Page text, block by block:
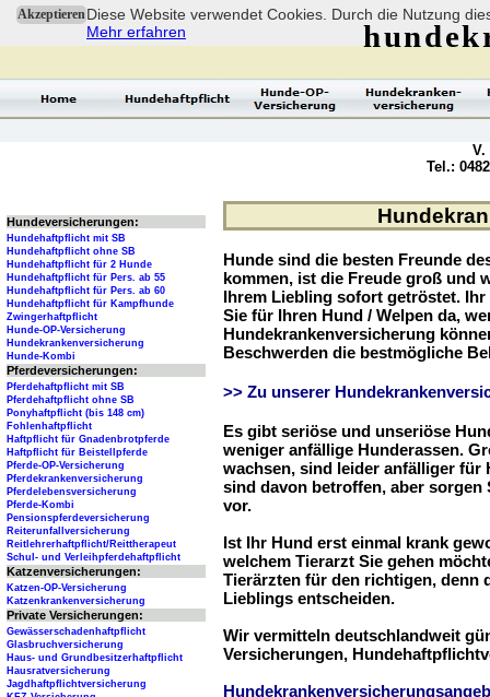
AkzeptierenDiese Website verwendet Cookies. Durch die Nutzung
Mehr erfahren
Hunde sind die besten Freunde
kommen, ist die Freude groß und
Ihrem Liebling sofort getröstet.
Sie für Ihren Hund / Welpen da,
Hundekrankenversicherung
Beschwerden die bestmögliche
>> Zu unserer
Es gibt seriöse und unseriöse
weniger anfällige Hunderassen.
wachsen, sind leider anfälliger für
sind davon betroffen, aber sorgen
vor.
Ist Ihr Hund erst einmal krank
welchem Tierarzt Sie gehen
Tierärzten für den richtigen, denn
Lieblings entscheiden.
Wir vermitteln deutschlandweit
Versicherungen,
Hundeversicherungen:
Hundehaftpflicht mit SB
Hundehaftpflicht ohne SB
Hundehaftpflicht für 2 Hunde
Hundehaftpflicht für Pers. ab 55
Hundehaftpflicht für Pers. ab 60
Hundehaftpflicht für Kampfhunde
Zwingerhaftpflicht
Hunde-OP-Versicherung
Hundekrankenversicherung
Hunde-Kombi
Pferdeversicherungen:
Pferdehaftpflicht mit SB
Pferdehaftpflicht ohne SB
Ponyhaftpflicht (bis 148 cm)
Fohlenhaftpflicht
Haftpflicht für Gnadenbrotpferde
Haftpflicht für Beistellpferde
Pferde-OP-Versicherung
Pferdekrankenversicherung
Pferdelebensversicherung
Pferde-Kombi
Pensionspferdeversicherung
Reiterunfallversicherung
Reitlehrerhaftpflicht/Reittherapeut
Schul- und Verleihpferdehaftpflicht
Katzenversicherungen:
Katzen-OP-Versicherung
Katzenkrankenversicherung
Private Versicherungen:
Gewässerschadenhaftpflicht
Glasbruchversicherung
Haus- und Grundbesitzerhaftpflicht
Hausratversicherung
Jagdhaftpflichtversicherung
V.
Tel.: